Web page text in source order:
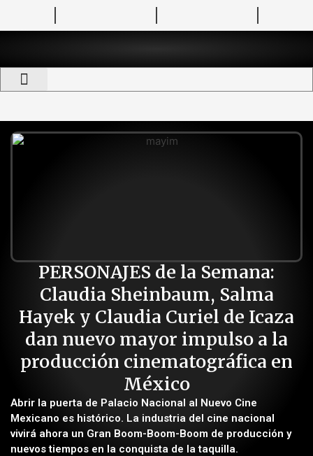
PERSONAJES de la Semana:
Claudia Sheinbaum, Salma
Hayek y Claudia Curiel de Icaza
dan nuevo mayor impulso a la
producción cinematográfica en
México
Abrir la puerta de Palacio Nacional al Nuevo Cine
Mexicano es histórico. La industria del cine nacional
vivirá ahora un Gran Boom-Boom-Boom de producción y
nuevos tiempos en la conquista de la taquilla.